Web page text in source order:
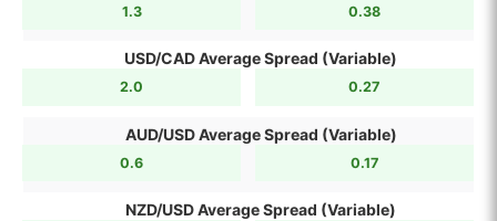
1.3 0.38
USD/CAD Average Spread (Variable)
2.0 0.27
AUD/USD Average Spread (Variable)
0.6 0.17
NZD/USD Average Spread (Variable)